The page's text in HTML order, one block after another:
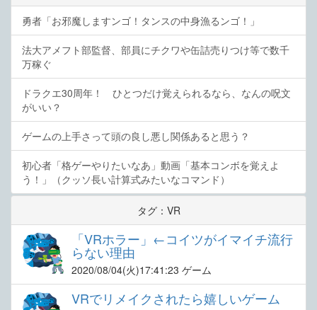
勇者「お邪魔しますンゴ！タンスの中身漁るンゴ！」
法大アメフト部監督、部員にチクワや缶詰売りつけ等で数千
万稼ぐ
ドラクエ30周年！ ひとつだけ覚えられるなら、なんの呪文
がいい？
ゲームの上手さって頭の良し悪し関係あると思う？
初心者「格ゲーやりたいなあ」動画「基本コンボを覚えよ
う！」（クッソ長い計算式みたいなコマンド）
タグ：VR
「VRホラー」←コイツがイマイチ流行
らない理由
2020/08/04(火)17:41:23 ゲーム
VRでリメイクされたら嬉しいゲーム